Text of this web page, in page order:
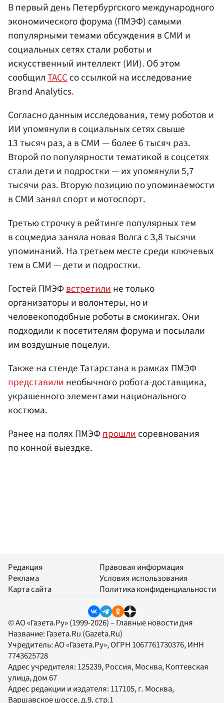
В первый день Петербургского международного
экономического форума (ПМЭФ) самыми
популярными темами обсуждения в СМИ и
социальных сетях стали роботы и
искусственный интеллект (ИИ). Об этом
сообщилТАССсо ссылкой на исследование
Brand Analytics.
Согласно данным исследования, тему роботов и
ИИ упомянули в социальных сетях свыше
13 тысяч раз, а в СМИ — более 6 тысяч раз.
Второй по популярности тематикой в соцсетях
стали дети и подростки — их упомянули 5,7
тысячи раз. Вторую позицию по упоминаемости
в СМИ занял спорт и мотоспорт.
Третью строчку в рейтинге популярных тем
в соцмедиа заняла новая Волга с 3,8 тысячи
упоминаний. На третьем месте среди ключевых
тем в СМИ — дети и подростки.
Гостей ПМЭФвстретилине только
организаторы и волонтеры, но и
человекоподобные роботы в смокингах. Они
подходили к посетителям форума и посылали
им воздушные поцелуи.
Также на стендеТатарстанав рамках ПМЭФ
представилинеобычного робота-доставщика,
украшенного элементами национального
костюма.
Ранее на полях ПМЭФпрошлисоревнования
по конной выездке.
Редакция
Реклама
Карта сайта
Правовая информация
Условия использования
Политика конфиденциальности
© АО «Газета.Ру» (1999-2026) – Главные новости дня
Название: Газета.Ru (Gazeta.Ru)
Учредитель:АО «Газета.Ру», ОГРН 1067761730376, ИНН
7743625728
Адрес учредителя: 125239, Россия, Москва, Коптевская
улица, дом 67
Адрес редакции и издателя: 117105, г. Москва,
Варшавское шоссе, д.9, стр.1